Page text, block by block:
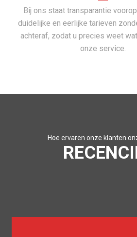
Bij ons staat transparantie
duidelijke en eerlijke tarieven
achteraf, zodat u precies weet
onze service.
Hoe ervaren onze klanten